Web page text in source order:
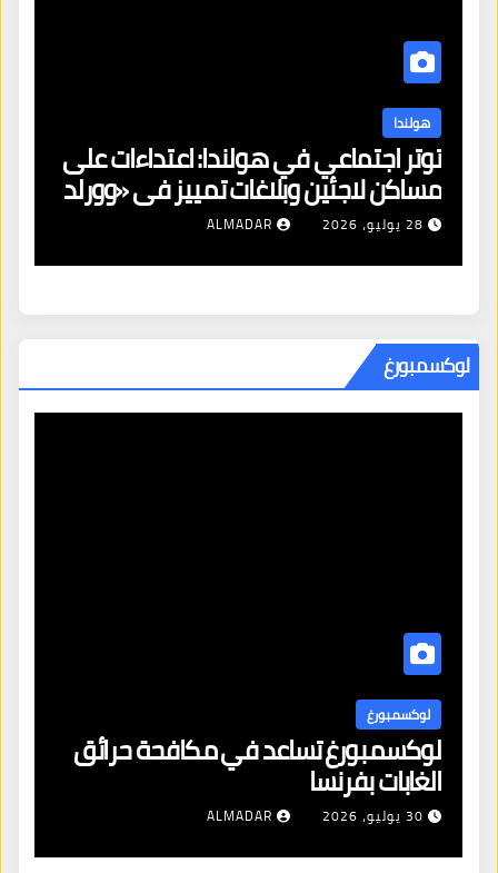
هولندا
توتر اجتماعي في هولندا: اعتداءات على
مساكن لاجئين وبلاغات تمييز في «وورلد
برايد»
28 يوليو، 2026 ALMADAR
لوكسمبورغ
لوكسمبورغ
لوكسمبورغ تساعد في مكافحة حرائق
الغابات بفرنسا
30 يوليو، 2026 ALMADAR